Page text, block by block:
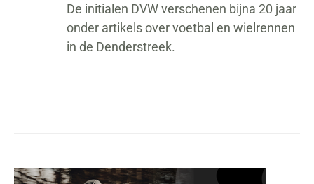
De initialen DVW verschenen bijna 20 jaar
onder artikels over voetbal en wielrennen
in de Denderstreek.